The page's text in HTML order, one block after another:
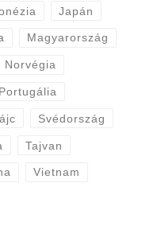
Japán
Magyarország
Norvégia
Portugália
Svédország
Tajvan
Vietnam